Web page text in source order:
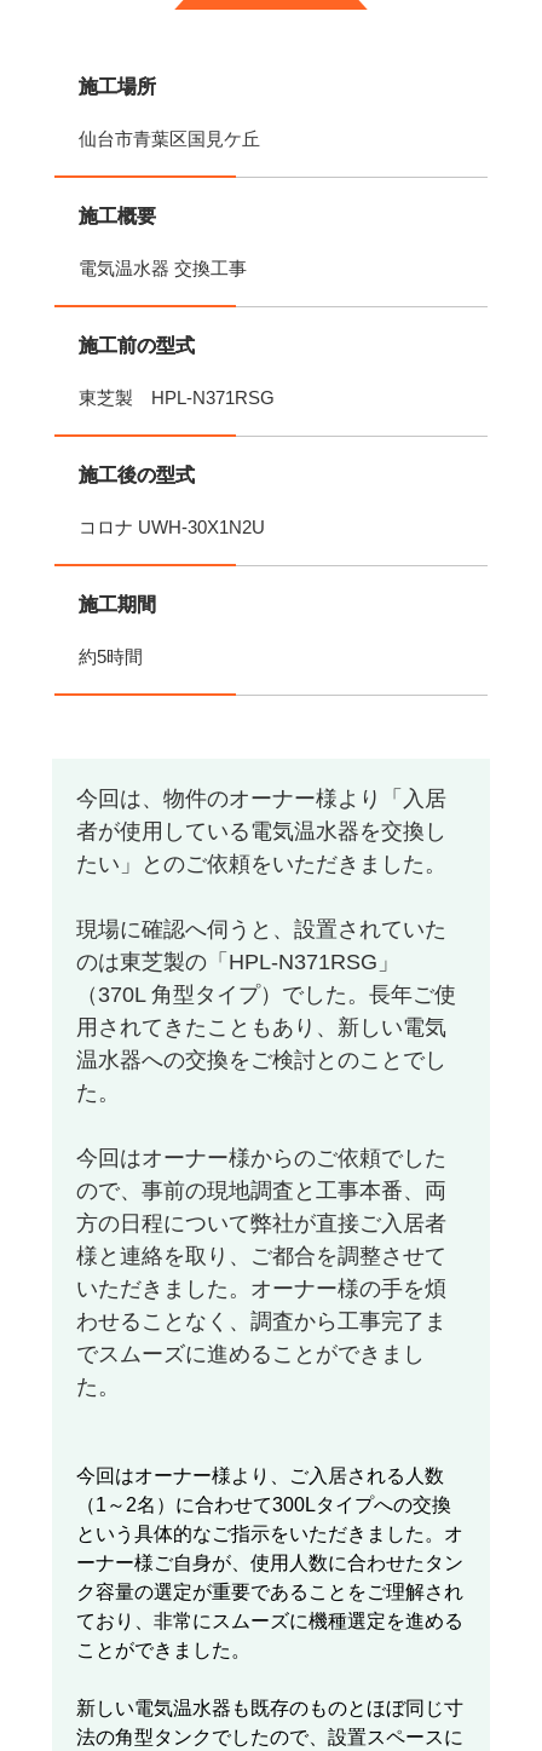
施工場所
仙台市青葉区国見ケ丘
施工概要
電気温水器 交換工事
施工前の型式
東芝製 HPL-N371RSG
施工後の型式
コロナ UWH-30X1N2U
施工期間
約5時間
今回は、物件のオーナー様より「入居
者が使用している電気温水器を交換し
たい」とのご依頼をいただきました。
現場に確認へ伺うと、設置されていた
のは東芝製の「HPL-N371RSG」
（370L 角型タイプ）でした。長年ご使
用されてきたこともあり、新しい電気
温水器への交換をご検討とのことでし
た。
今回はオーナー様からのご依頼でした
ので、事前の現地調査と工事本番、両
方の日程について弊社が直接ご入居者
様と連絡を取り、ご都合を調整させて
いただきました。オーナー様の手を煩
わせることなく、調査から工事完了ま
でスムーズに進めることができまし
た。
今回はオーナー様より、ご入居される人数
（1～2名）に合わせて300Lタイプへの交換
という具体的なご指示をいただきました。オ
ーナー様ご自身が、使用人数に合わせたタン
ク容量の選定が重要であることをご理解され
ており、非常にスムーズに機種選定を進める
ことができました。
新しい電気温水器も既存のものとほぼ同じ寸
法の角型タンクでしたので、設置スペースに